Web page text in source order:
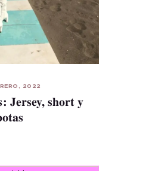
2022
Jersey, short y